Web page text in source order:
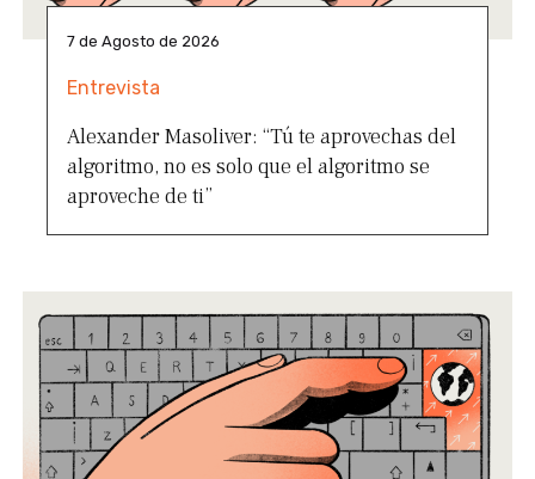
7 de Agosto de 2026
Entrevista
Alexander Masoliver: “Tú te aprovechas del
algoritmo, no es solo que el algoritmo se
aproveche de ti”